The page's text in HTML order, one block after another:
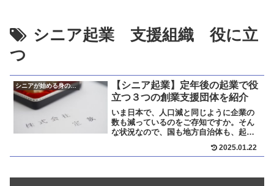
シニア起業 支援組織 役に立
つ
シニアが始める身の丈起業
【シニア起業】定年後の起業で役
立つ３つの創業支援団体を紹介
いま日本で、人口減と同じように企業の
数も減っているのをご存知ですか。そん
な状況なので、国も地方自治体も、起業
面で手厚い支援をしています。ここでは
ご紹介します。以下の３つの支援組織を
2025.01.22